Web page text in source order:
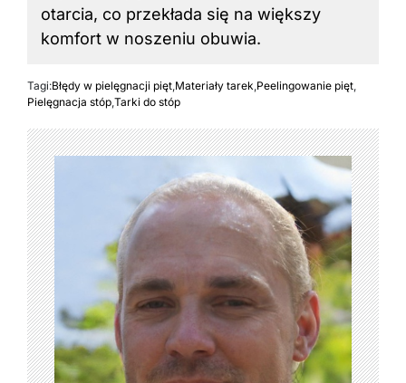
otarcia, co przekłada się na większy
komfort w noszeniu obuwia.
Tagi:Błędy w pielęgnacji pięt Materiały tarek Peelingowanie pięt
Pielęgnacja stóp Tarki do stóp